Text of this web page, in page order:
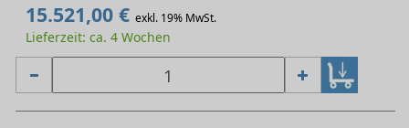
15.521,00 € exkl. 19% MwSt.
Lieferzeit: ca. 4 Wochen